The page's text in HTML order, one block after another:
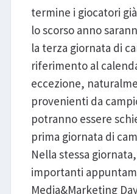
termine i giocatori
lo scorso anno
la terza giornata di
riferimento al
eccezione,
provenienti da
potranno essere
prima giornata di
Nella stessa
importanti
Media&Marketing